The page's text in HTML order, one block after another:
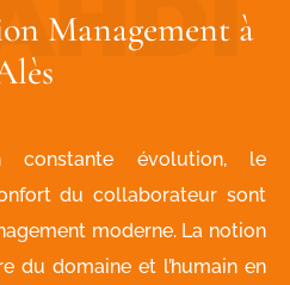
Management à
évolution, le
du collaborateur sont
moderne. La notion
du domaine et l’humain en